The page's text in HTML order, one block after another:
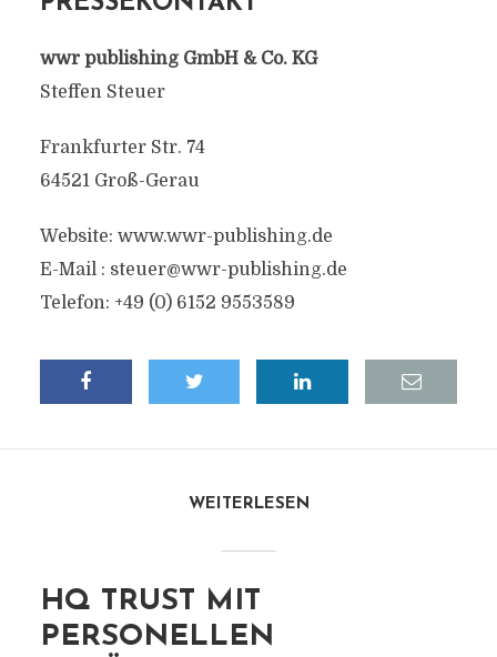
wwr publishing GmbH & Co. KG
Steffen Steuer
Frankfurter Str. 74
64521 Groß-Gerau
Website: www.wwr-publishing.de
E-Mail : steuer@wwr-publishing.de
Telefon: +49 (0) 6152 9553589
WEITERLESEN
HQ TRUST MIT
PERSONELLEN